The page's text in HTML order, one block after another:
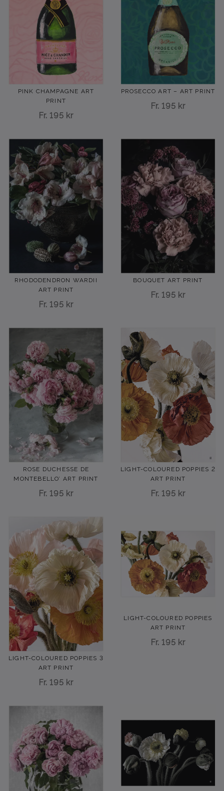
PINK CHAMPAGNE ART
PRINT
Fr. 195 kr
PROSECCO ART – ART PRINT
Fr. 195 kr
RHODODENDRON WARDII
ART PRINT
Fr. 195 kr
BOUQUET ART PRINT
Fr. 195 kr
ROSE DUCHESSE DE
MONTEBELLO’ ART PRINT
Fr. 195 kr
LIGHT-COLOURED POPPIES 2
ART PRINT
Fr. 195 kr
LIGHT-COLOURED POPPIES 3
ART PRINT
Fr. 195 kr
LIGHT-COLOURED POPPIES
ART PRINT
Fr. 195 kr